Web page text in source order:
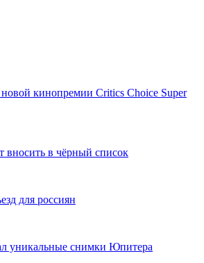
кинопремии Critics Choice Super
вносить в чёрный список
для россиян
уникальные снимки Юпитера